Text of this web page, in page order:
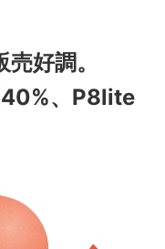
好調。
、P8lite